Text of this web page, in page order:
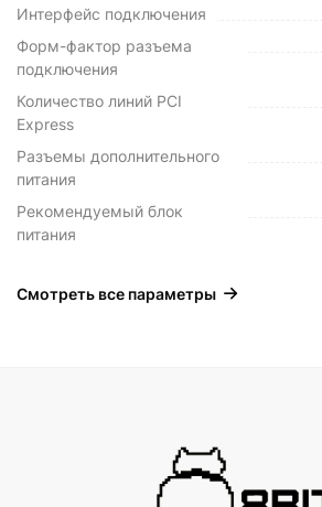
Интерфейс подключения
Форм-фактор разъема
подключения
Количество линий PCI
Express
Разъемы дополнительного
питания
Рекомендуемый блок
питания
Смотреть все параметры